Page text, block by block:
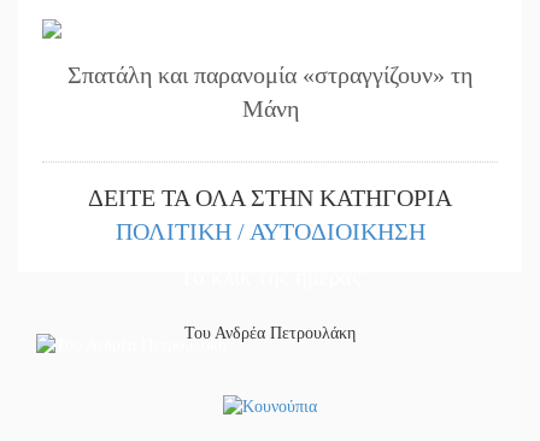
Σπατάλη και παρανομία «στραγγίζουν» τη
Μάνη
ΔΕΙΤΕ ΤΑ ΟΛΑ ΣΤΗΝ ΚΑΤΗΓΟΡΙΑ
ΠΟΛΙΤΙΚΗ / ΑΥΤΟΔΙΟΙΚΗΣΗ
Του Ανδρέα Πετρουλάκη